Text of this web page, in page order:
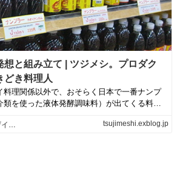
と組み立て | ツジメシ。プロダク
どき料理人
料理関係以外で、おそらく日本で一番ナンプ
類を使った液体発酵調味料）が出てくる料理
ツジメシ。プロダクトデザイナー、ときどき料理人 tsujimeshi.exblog.jp